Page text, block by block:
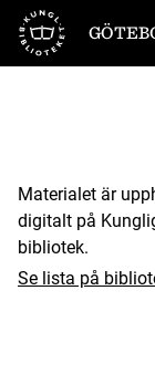
Till startsidan
Materialet är
digitalt på
bibliotek.
Se lista på